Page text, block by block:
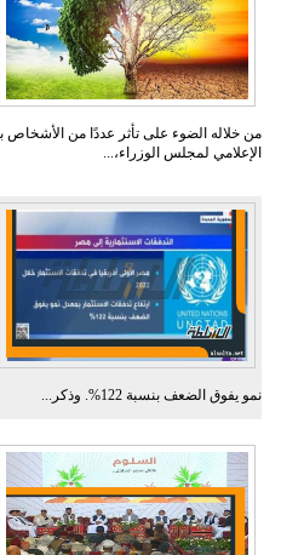
من خلاله الضوء على تأثر عددًا من
الإعلامي لمجلس الوزراء،...
نمو يفوق الضعف بنسبة 122%. وذكر...